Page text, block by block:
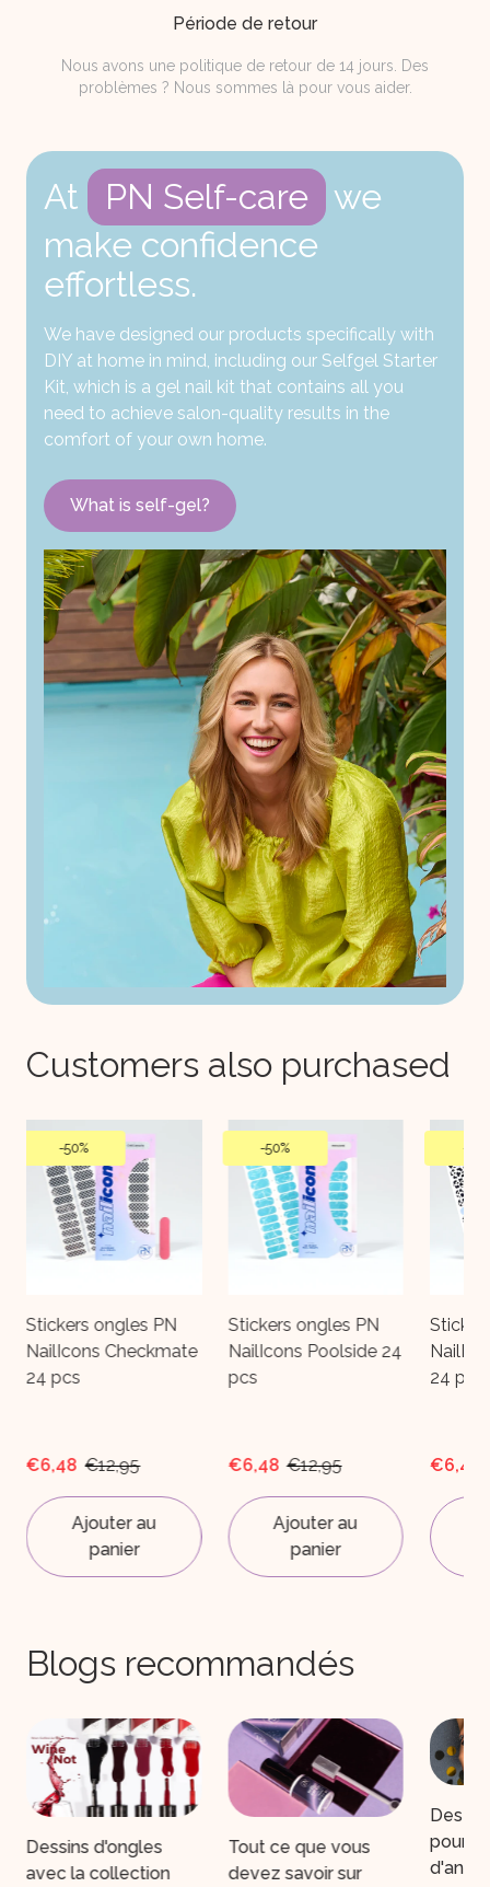
Période de retour
Nous avons une politique de retour de 14 jours. Des
problèmes ? Nous sommes là pour vous aider.
At PN Self-care
we
make confidence
effortless.
We have designed our products specifically with
DIY at home in mind, including our Selfgel Starter
Kit, which is a gel nail kit that contains all you
need to achieve salon-quality results in the
comfort of your own home.
What is self-gel?
Customers also purchased
Stickers ongles PN
NailIcons Checkmate
24 pcs
€6,48 €12,95
Ajouter au
panier
-50%
Stickers ongles PN
NailIcons Poolside 24
pcs
€6,48 €12,95
Ajouter au
panier
-50%
24 pcs
€6,48
-
Blogs recommandés
Dessins d'ongles
avec la collection
Tout ce que vous
devez savoir sur
Des
pour